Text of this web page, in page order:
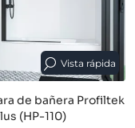
Vista rápida
de bañera Profiltek
(HP-110)